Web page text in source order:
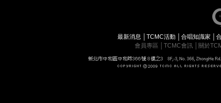
最新消息 │TCMC活動 │合唱知識家 │
會員專區
TCMC會訊 關於